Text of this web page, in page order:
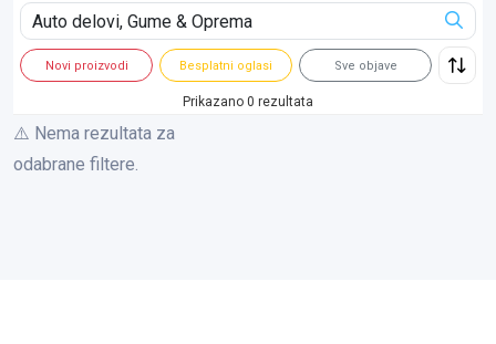
Novi proizvodi Besplatni oglasi Sve objave
Prikazano 0 rezultata
⚠️ Nema rezultata za
odabrane filtere.